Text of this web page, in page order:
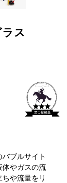
ス
ブルサイト
体やガスの流
や流量をリ